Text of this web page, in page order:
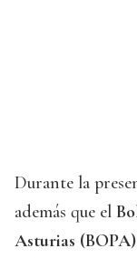
Durante la
además que el
Asturias (BOPA)